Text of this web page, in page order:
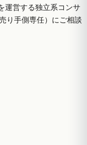
運営する独立系コンサ
り手側専任）にご相談